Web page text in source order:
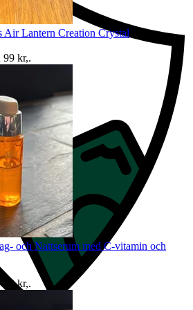
Air Lantern Creation Crystal
99 kr,.
och Nattserum med C-vitamin och
50 kr,.